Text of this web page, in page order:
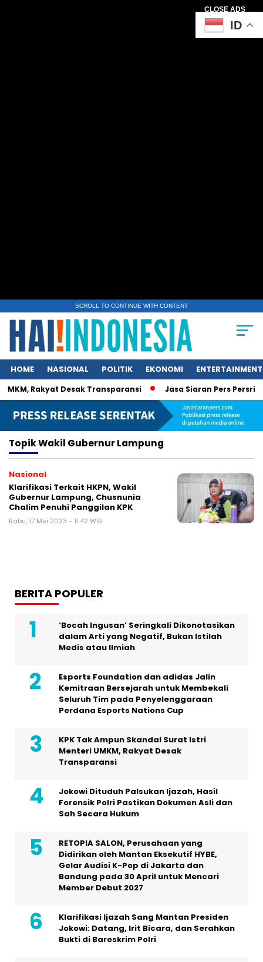
CLOSE ADS
SCROLL TO CONTINUE WITH CONTENT
HOME NASIONAL POLITIK EKONOMI ENTERTAINMENT
Rakyat Desak Transparansi Jasa Siaran Pers
TopikWakil Gubernur Lampung
Nasional
Klarifikasi Terkait HKPN, Wakil
Gubernur Lampung, Chusnunia
Chalim Penuhi Panggilan KPK
Rabu, 17 Mei 2023 - 11:42 WIB
BERITA POPULER
‘Bocah Ingusan’ Seringkali Dikonotasikan
dalam Arti yang Negatif, Bukan Istilah
Medis atau Ilmiah
Esports Foundation dan adidas Jalin
Kemitraan Bersejarah untuk Membekali
Seluruh Tim pada Penyelenggaraan
Perdana Esports Nations Cup
KPK Tak Ampun Skandal Surat Istri
Menteri UMKM, Rakyat Desak
Transparansi
Jokowi Dituduh Palsukan Ijazah, Hasil
Forensik Polri Pastikan Dokumen Asli dan
Sah Secara Hukum
RETOPIA SALON, Perusahaan yang
Didirikan oleh Mantan Eksekutif HYBE,
Gelar Audisi K-Pop di Jakarta dan
Bandung pada 30 April untuk Mencari
Member Debut 2027
Klarifikasi Ijazah Sang Mantan Presiden
Jokowi: Datang, Irit Bicara, dan Serahkan
Bukti di Bareskrim Polri
ID